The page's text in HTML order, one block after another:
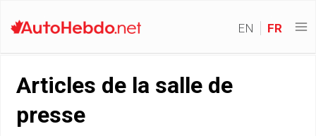
EN FR
Articles de la salle de
presse